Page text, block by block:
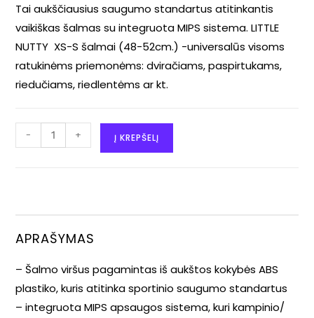
Tai aukščiausius saugumo standartus atitinkantis
vaikiškas šalmas su integruota MIPS sistema. LITTLE
NUTTY XS-S šalmai (48-52cm.) -universalūs visoms
ratukinėms priemonėms: dviračiams, paspirtukams,
riedučiams, riedlentėms ar kt.
- + Į KREPŠELĮ
APRAŠYMAS
– Šalmo viršus pagamintas iš aukštos kokybės ABS
plastiko, kuris atitinka sportinio saugumo standartus
– integruota MIPS apsaugos sistema, kuri kampinio/